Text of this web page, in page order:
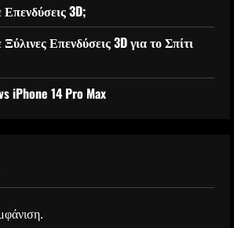
Επενδύσεις 3D;
Επενδύσεις 3D για το Σπίτι
iPhone 14 Pro Max